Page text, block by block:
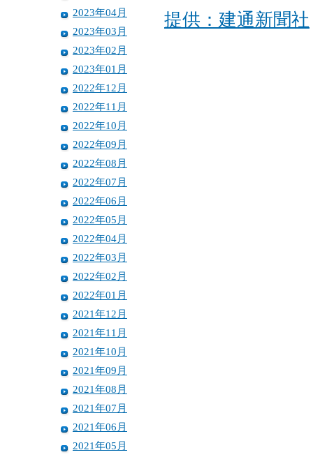
2023年04月
2023年03月
2023年02月
2023年01月
2022年12月
2022年11月
2022年10月
2022年09月
2022年08月
2022年07月
2022年06月
2022年05月
2022年04月
2022年03月
2022年02月
2022年01月
2021年12月
2021年11月
2021年10月
2021年09月
2021年08月
2021年07月
2021年06月
2021年05月
提供：建通新聞社